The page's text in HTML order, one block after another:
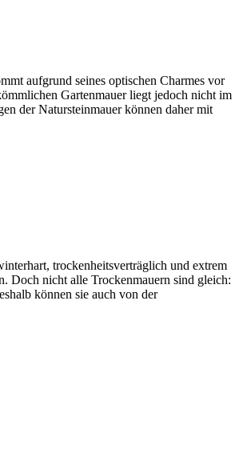
aufgrund seines optischen Charmes vor
Gartenmauer liegt jedoch nicht im
der Natursteinmauer können daher mit
trockenheitsverträglich und extrem
Doch nicht alle Trockenmauern sind gleich:
können sie auch von der